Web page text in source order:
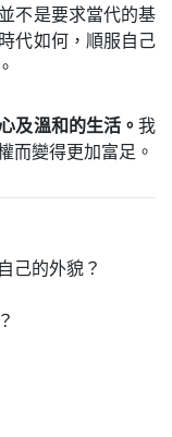
不是要求當代的基
代如何，順服自己
及溫和的生活。 我
而變得更加富足。
己的外貌？